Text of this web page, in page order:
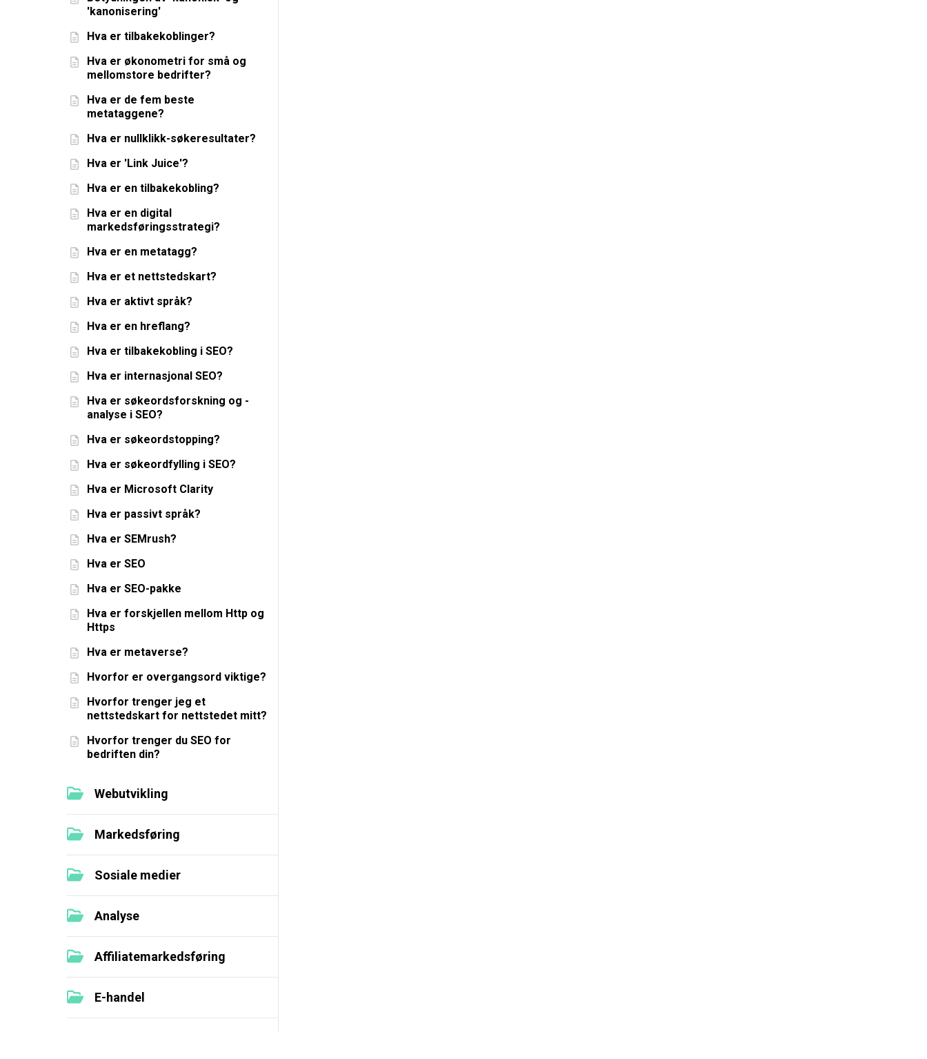
'kanonisering'
Hva er tilbakekoblinger?
Hva er økonometri for små og
mellomstore bedrifter?
Hva er de fem beste
metataggene?
Hva er nullklikk-søkeresultater?
Hva er 'Link Juice'?
Hva er en tilbakekobling?
Hva er en digital
markedsføringsstrategi?
Hva er en metatagg?
Hva er et nettstedskart?
Hva er aktivt språk?
Hva er en hreflang?
Hva er tilbakekobling i SEO?
Hva er internasjonal SEO?
Hva er søkeordsforskning og -
analyse i SEO?
Hva er søkeordstopping?
Hva er søkeordfylling i SEO?
Hva er Microsoft Clarity
Hva er passivt språk?
Hva er SEMrush?
Hva er SEO
Hva er SEO-pakke
Hva er forskjellen mellom Http og
Https
Hva er metaverse?
Hvorfor er overgangsord viktige?
Hvorfor trenger jeg et
nettstedskart for nettstedet mitt?
Hvorfor trenger du SEO for
bedriften din?
Webutvikling
Markedsføring
Sosiale medier
Analyse
Affiliatemarkedsføring
E-handel